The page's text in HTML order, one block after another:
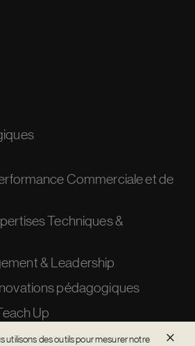
Commerciale et de
Techniques &
& Leadership
pédagogiques
Up
×
utilisons des outils pour mesurer notre